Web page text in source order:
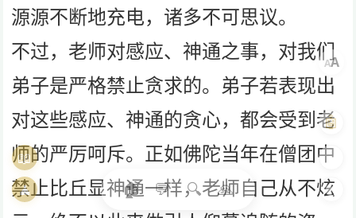
源源不断地充电，诸多不可思议。
不过，老师对感应、神通之事，对我们
弟子是严格禁止贪求的。弟子若表现出
对这些感应、神通的贪心，都会受到老
师的严厉呵斥。正如佛陀当年在僧团中
禁止比丘显神通一样，老师自己从不炫
🌓
🏠 💬 🔍 🙏
AA
📖
🧘
🤖
🎨